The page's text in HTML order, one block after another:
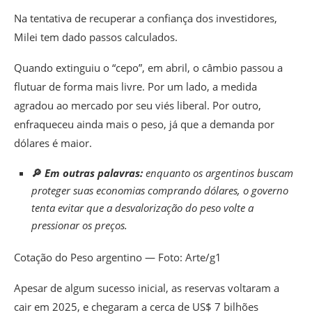
Na tentativa de recuperar a confiança dos investidores,
Milei tem dado passos calculados.
Quando extinguiu o “cepo”, em abril, o câmbio passou a
flutuar de forma mais livre. Por um lado, a medida
agradou ao mercado por seu viés liberal. Por outro,
enfraqueceu ainda mais o peso, já que a demanda por
dólares é maior.
🔎 Em outras palavras: enquanto os argentinos buscam
proteger suas economias comprando dólares, o governo
tenta evitar que a desvalorização do peso volte a
pressionar os preços.
Cotação do Peso argentino — Foto: Arte/g1
Apesar de algum sucesso inicial, as reservas voltaram a
cair em 2025, e chegaram a cerca de US$ 7 bilhões